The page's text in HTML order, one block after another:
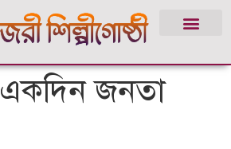
একদিন জনতা